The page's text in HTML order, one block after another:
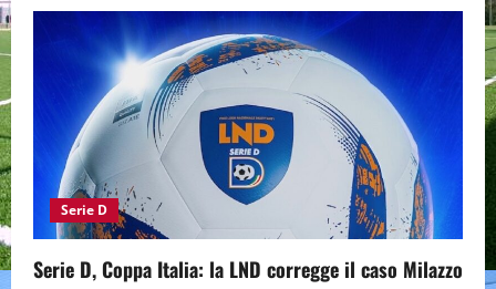
Serie D
Serie D, Coppa Italia: la LND corregge il caso Milazzo